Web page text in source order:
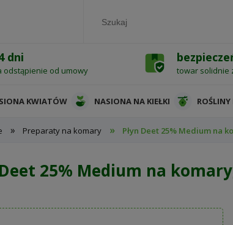
dni
odstąpienie od umowy towar solidnie
KWIATÓW NASIONA NA KIEŁKI
» Preparaty na komary » Płyn Deet 25% Medium na
Deet 25% Medium na